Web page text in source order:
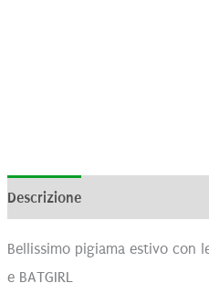
Descrizione
Bellissimo pigiama estivo con le
e BATGIRL